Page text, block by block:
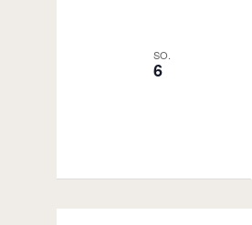
SO.
6